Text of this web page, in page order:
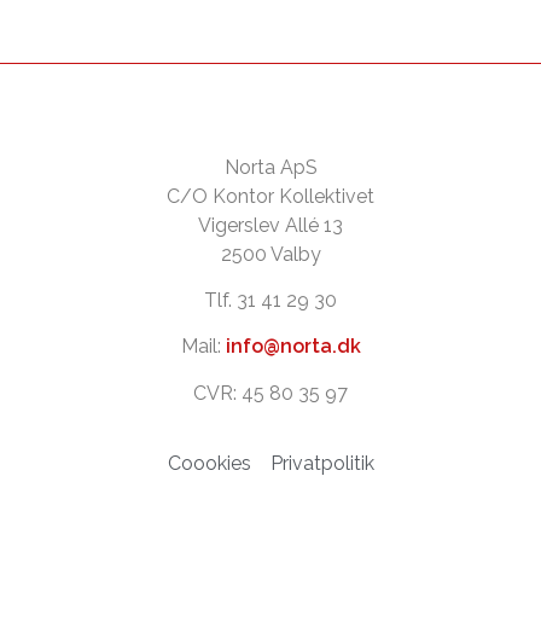
Norta ApS
C/O Kontor Kollektivet
Vigerslev Allé 13
2500 Valby
Tlf. 31 41 29 30
Mail: info@norta.dk
CVR: 45 80 35 97
Coookies Privatpolitik